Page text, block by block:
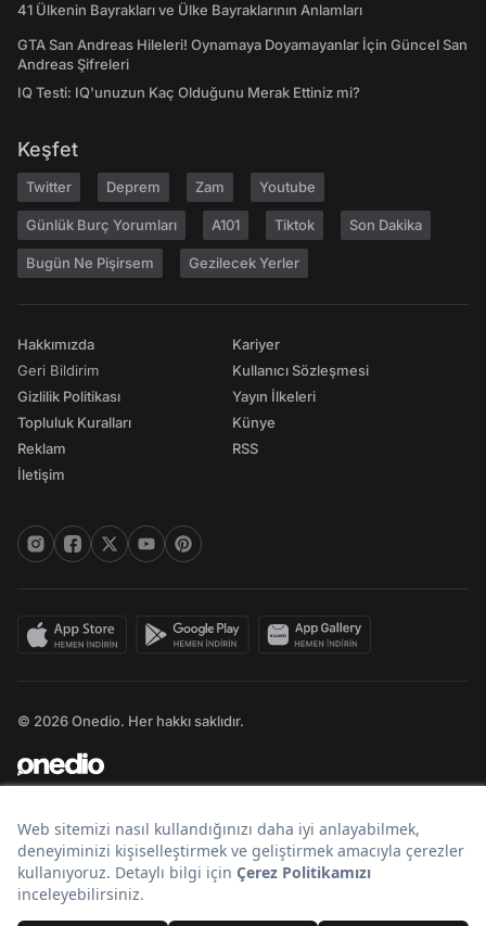
41 Ülkenin Bayrakları ve Ülke Bayraklarının Anlamları
GTA San Andreas Hileleri! Oynamaya Doyamayanlar İçin Güncel San
Andreas Şifreleri
IQ Testi: IQ'unuzun Kaç Olduğunu Merak Ettiniz mi?
Keşfet
Twitter Deprem Zam Youtube
Günlük Burç Yorumları A101 Tiktok Son Dakika
Bugün Ne Pişirsem Gezilecek Yerler
Hakkımızda
Geri Bildirim
Gizlilik Politikası
Topluluk Kuralları
Reklam
İletişim
Kariyer
Kullanıcı Sözleşmesi
Yayın İlkeleri
Künye
RSS
© 2026 Onedio. Her hakkı saklıdır.
Bir markasıdır.